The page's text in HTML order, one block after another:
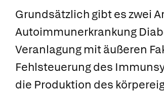
Grundsätzlich gibt es zwei
Autoimmunerkrankung
Veranlagung mit äußeren
Fehlsteuerung des
die Produktion des